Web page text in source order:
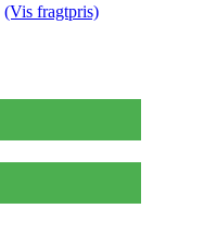
(Vis fragtpris)